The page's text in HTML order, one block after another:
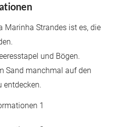
Marinha Strandes ist es, die
und Bögen.
Sand manchmal auf den
entdecken.